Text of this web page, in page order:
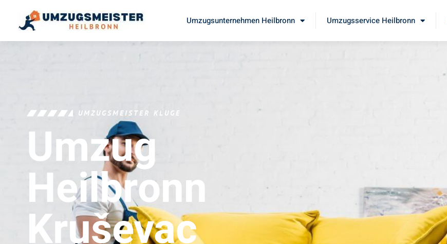
Umzugsunternehmen Heilbronn Umzugsservice Heilbronn
UMZUGSMEISTER KLUGE
Umzug
Heilbronn
Kruševac